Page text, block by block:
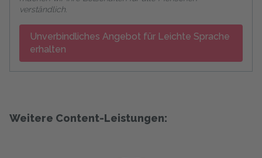
verständlich.
Unverbindliches Angebot für Leichte Sprache
erhalten
Weitere Content-Leistungen: